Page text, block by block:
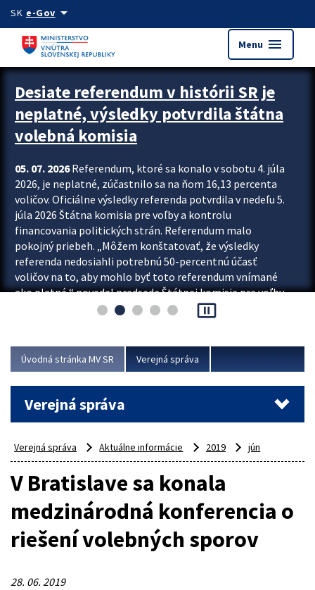
Preskocit na hlavný obsah
SK e-Govarrow_drop_down
Menu menu
Zastavit automatický posun upútavok
Desiate referendum v histórii SR je
neplatné, výsledky potvrdila štátna
volebná komisia
05. 07. 2026Referendum, ktoré sa konalo v sobotu 4. júla
2026, je neplatné, zúčastnilo sa na ňom 16,13 percenta
voličov. Oficiálne výsledky referenda potvrdila v nedeľu 5.
júla 2026 Štátna komisia pre voľby a kontrolu
financovania politických strán. Referendum malo
pokojný priebeh. „Môžem konštatovať, že výsledky
referenda nedosiahli potrebnú 50-percentnú účasť
voličov na to, aby mohlo byť toto referendum vnímané
ako platné,“ povedal predseda Štátnej komisie pre voľby
a kontrolu financovania politických...
pause_presentation
Úvodná stránka MV SR Verejná správa
Verejná správa
Verejná správa Aktuálne informácie 2019 jún
V Bratislave sa konala
medzinárodná konferencia o
riešení volebných sporov
28. 06. 2019